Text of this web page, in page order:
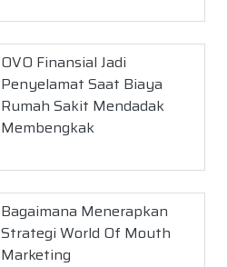
OVO Finansial Jadi
Penyelamat Saat Biaya
Rumah Sakit Mendadak
Membengkak
Bagaimana Menerapkan
Strategi World Of Mouth
Marketing